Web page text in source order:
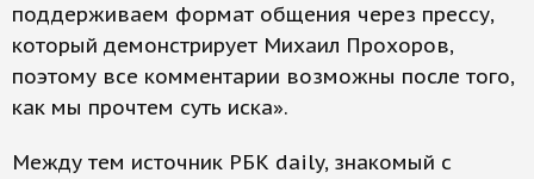
поддерживаем формат общения через прессу,
который демонстрирует Михаил Прохоров,
поэтому все комментарии возможны после того,
как мы прочтем суть иска».
Между тем источник РБК daily, знакомый с